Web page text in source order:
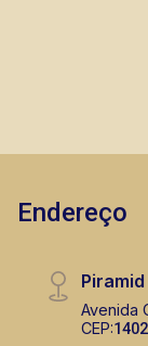
Endereço
Avenida
CEP: